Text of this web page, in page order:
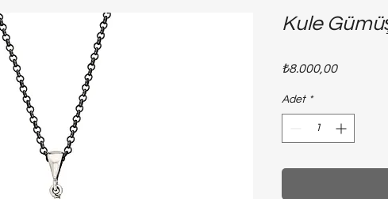
Kule
₺8.000,00Fiyat
Adet *